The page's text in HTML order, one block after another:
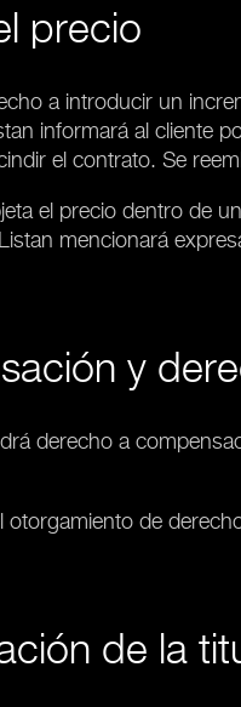
precio
a introducir un
informará al cliente
el contrato. Se
el precio dentro de
mencionará
y
derecho a
otorgamiento de
de la